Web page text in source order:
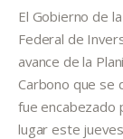
Quiénes somos
El Gobierno de
Federal de
avance de la
Carbono que se
fue encabezado
lugar este